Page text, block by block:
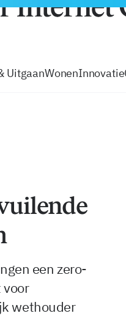
UitgaanWonenInnovatie
een zero-
wethouder